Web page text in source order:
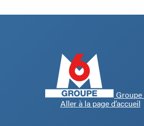
Groupe
Aller à la page d’accueil